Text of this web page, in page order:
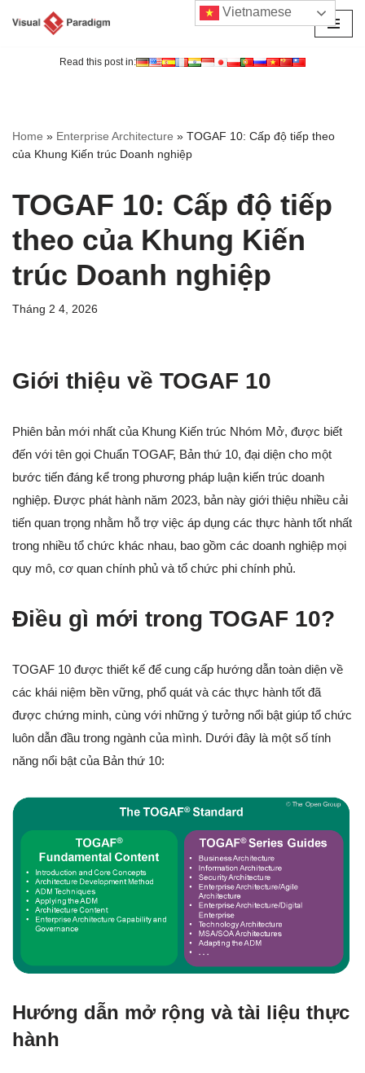
Read this post in:
Home » Enterprise Architecture » TOGAF 10: Cấp độ tiếp theo
của Khung Kiến trúc Doanh nghiệp
TOGAF 10: Cấp độ tiếp
theo của Khung Kiến
trúc Doanh nghiệp
Tháng 2 4, 2026
Giới thiệu về TOGAF 10
Phiên bản mới nhất của Khung Kiến trúc Nhóm Mở, được biết
đến với tên gọi Chuẩn TOGAF, Bản thứ 10, đại diện cho một
bước tiến đáng kể trong phương pháp luận kiến trúc doanh
nghiệp. Được phát hành năm 2023, bản này giới thiệu nhiều cải
tiến quan trọng nhằm hỗ trợ việc áp dụng các thực hành tốt nhất
trong nhiều tổ chức khác nhau, bao gồm các doanh nghiệp mọi
quy mô, cơ quan chính phủ và tổ chức phi chính phủ.
Điều gì mới trong TOGAF 10?
TOGAF 10 được thiết kế để cung cấp hướng dẫn toàn diện về
các khái niệm bền vững, phổ quát và các thực hành tốt đã
được chứng minh, cùng với những ý tưởng nổi bật giúp tổ chức
luôn dẫn đầu trong ngành của mình. Dưới đây là một số tính
năng nổi bật của Bản thứ 10:
Hướng dẫn mở rộng và tài liệu thực
hành
Vietnamese